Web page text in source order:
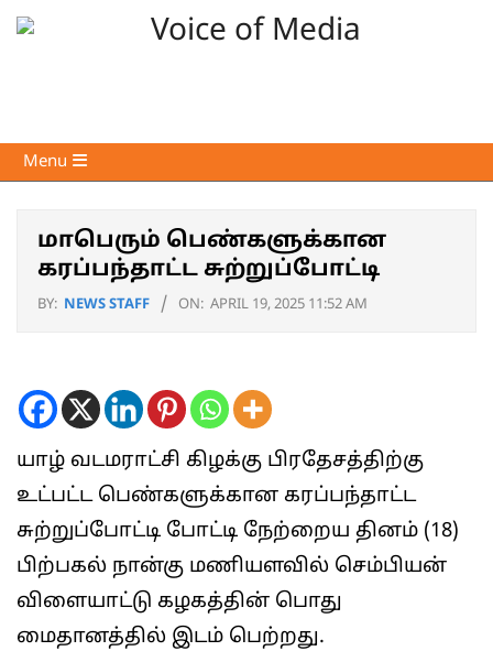
Skip
Voice
of
Primary
Navigation
Menu
மாபெரும் பெண்களுக்கான
கரப்பந்தாட்ட சுற்றுப்போட்டி
BY: NEWS STAFF ON: APRIL 19, 2025 11:52 AM
யாழ் வடமராட்சி கிழக்கு பிரதேசத்திற்கு
உட்பட்ட பெண்களுக்கான கரப்பந்தாட்ட
சுற்றுப்போட்டி போட்டி நேற்றைய தினம் (18)
பிற்பகல் நான்கு மணியளவில் செம்பியன்
விளையாட்டு கழகத்தின் பொது
மைதானத்தில் இடம் பெற்றது.